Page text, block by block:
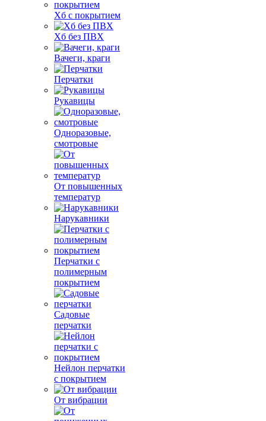
Хб с покрытием
Хб без ПВХ
Вачеги, краги
Перчатки
Рукавицы
Одноразовые,
смотровые
От повышенных
температур
Нарукавники
Перчатки с
полимерным
покрытием
Садовые
перчатки
Нейлон перчатки
с покрытием
От вибрации